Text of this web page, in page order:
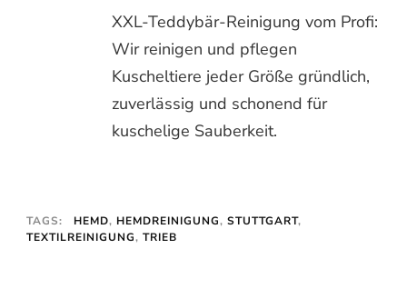
XXL-Teddybär-Reinigung vom Profi:
Wir reinigen und pflegen
Kuscheltiere jeder Größe gründlich,
zuverlässig und schonend für
kuschelige Sauberkeit.
TAGS: HEMD, HEMDREINIGUNG, STUTTGART,
TEXTILREINIGUNG, TRIEB